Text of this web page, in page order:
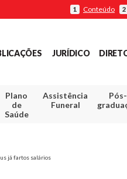
1 Conteúdo 2
JURÍDICO
Plano
de
Saúde
Assistência
Funeral
Pós-
já fartos salários